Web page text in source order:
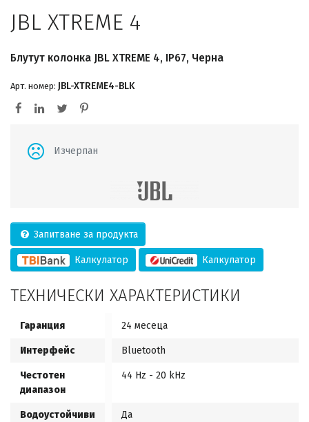
JBL XTREME 4
Блутут колонка JBL XTREME 4, IP67, Черна
Арт. номер: JBL-XTREME4-BLK
Изчерпан
Запитване за продукта
Калкулатор Калкулатор
ТЕХНИЧЕСКИ ХАРАКТЕРИСТИКИ
Гаранция 24 месеца
Интерфейс Bluetooth
Честотен
диапазон
44 Hz - 20 kHz
Водоустойчиви Да